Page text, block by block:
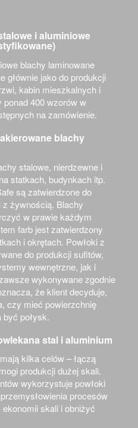
i aluminiowe
blachy laminowane
głównie jako do produkcji
kabin mieszkalnych i
400 wzorów w
na zamówienie.
blachy
stalowe, nierdzewne i
statkach, budynkach itp.
są zatwierdzone do
z żywnością. Blachy
w prawie każdym
farb jest zatwierdzony
i okrętach. Powłoki z
do produkcji sufitów,
wewnętrzne, jak i
wykonywane zgodnie
że klient decyduje,
czy mieć powierzchnię
połysk.
stal i aluminium
kilka celów – łączą
produkcji dużej skali.
wykorzystuje powłoki
procesów
skali i obniżyć